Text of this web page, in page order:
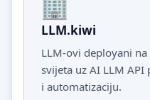
LLM.kiwi
LLM-ovi deployani
svijeta uz AI LLM
i automatizaciju.